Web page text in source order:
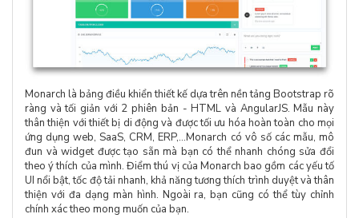
Monarch là bảng điều khiển thiết kế dựa trên nền tảng Bootstrap rõ
ràng và tối giản với 2 phiên bản - HTML và AngularJS. Mẫu này
thân thiện với thiết bị di động và được tối ưu hóa hoàn toàn cho mọi
ứng dụng web, SaaS, CRM, ERP,...Monarch có vô số các mẫu, mô
đun và widget được tạo sẵn mà bạn có thể nhanh chóng sửa đổi
theo ý thích của mình. Điểm thú vị của Monarch bao gồm các yếu tố
UI nổi bật, tốc độ tải nhanh, khả năng tương thích trình duyệt và thân
thiện với đa dạng màn hình. Ngoài ra, bạn cũng có thể tùy chỉnh
chính xác theo mong muốn của bạn.